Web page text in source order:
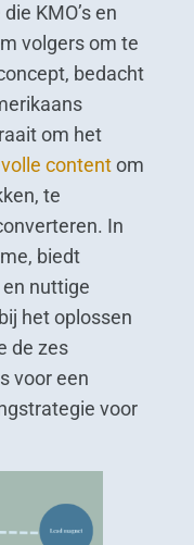
KMO’s en
volgers om te
bedacht
om het
contentom
te
In
biedt
nuttige
het oplossen
de zes
voor een
voor